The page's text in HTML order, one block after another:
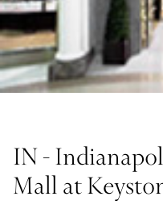
IN -
Mall at